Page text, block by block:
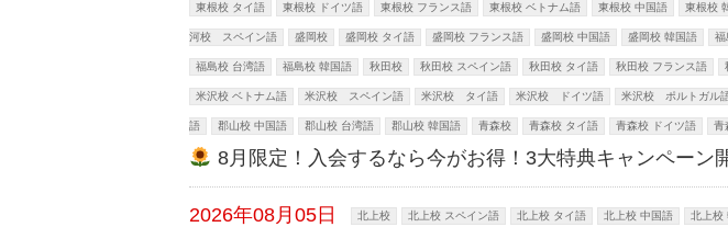
東根校 タイ語 東根校 ドイツ語 東根校 フランス語 東根校 ベトナム語 東根校 中国語 東根校
河校 スペイン語 盛岡校 盛岡校 タイ語 盛岡校 フランス語 盛岡校 中国語 盛岡校 韓国語 福
福島校 台湾語 福島校 韓国語 秋田校 秋田校 スペイン語 秋田校 タイ語 秋田校 フランス語
米沢校 ベトナム語 米沢校 スペイン語 米沢校 タイ語 米沢校 ドイツ語 米沢校 ポルトガル
語 郡山校 中国語 郡山校 台湾語 郡山校 韓国語 青森校 青森校 タイ語 青森校 ドイツ語 青
8月限定！入会するなら今がお得！3大特典キャンペーン
2026年08月05日 北上校 北上校 スペイン語 北上校 タイ語 北上校 中国語 北上校